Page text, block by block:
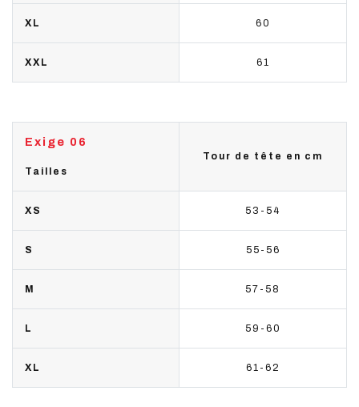
XL 60
XXL 61
Exige 06
Tailles
Tour de tête en cm
XS 53-54
S 55-56
M 57-58
L 59-60
XL 61-62